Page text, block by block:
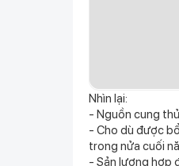
Nhìn lại:
- Nguồn cung
- Cho dù được
trong nửa cuối
- Sản lượng hợp